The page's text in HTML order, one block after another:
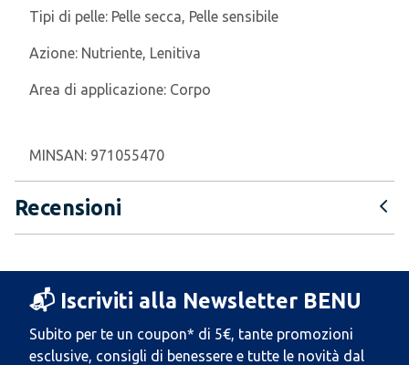
Tipi di pelle: Pelle secca, Pelle sensibile
Azione: Nutriente, Lenitiva
Area di applicazione: Corpo
MINSAN: 971055470
Recensioni
📬 Iscriviti alla Newsletter BENU
Subito per te un coupon* di 5€, tante promozioni
esclusive, consigli di benessere e tutte le novità dal